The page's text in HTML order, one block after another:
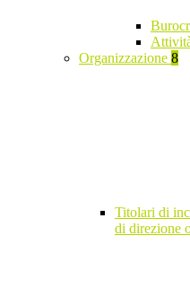
Organizzazione 8
Titolari di
di direzione